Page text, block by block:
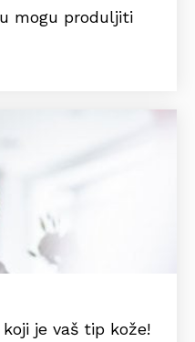
mogu produljiti
je vaš tip kože!